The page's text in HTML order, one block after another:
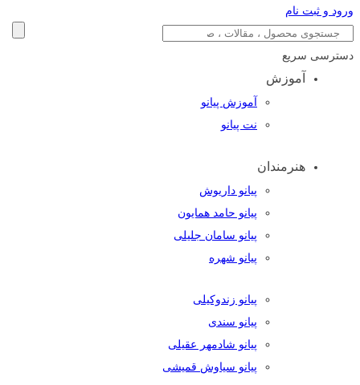
ورود و ثبت نام
دسترسی سریع
آموزش
آموزش پیانو
نت پیانو
هنرمندان
پیانو داریوش
پیانو حامد همایون
پیانو سامان جلیلی
پیانو شهره
پیانو زندوکیلی
پیانو سندی
پیانو شادمهر عقیلی
پیانو سیاوش قمیشی